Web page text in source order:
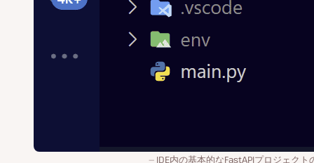
IDE内の基本的なFastAPIプロジェクト